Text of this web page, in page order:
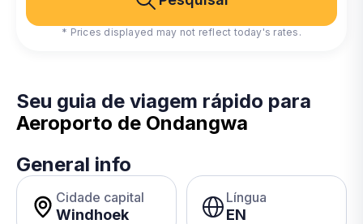
* Prices displayed may not reflect today's rates.
Seu guia de viagem rápido para
Aeroporto de Ondangwa
General info
Cidade capital
Windhoek
Língua
EN